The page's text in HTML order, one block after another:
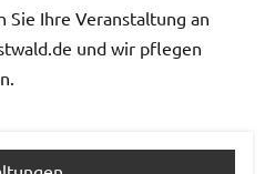
Sie Ihre Veranstaltung an
und wir pflegen